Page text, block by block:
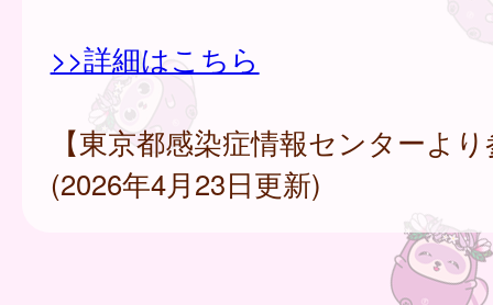
>>詳細はこちら
【東京都感染症情報センターよ
(2026年4月23日更新)